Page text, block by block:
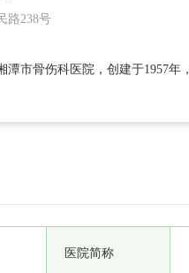
路238号
潭市骨伤科医院，创建于1957
医院简称